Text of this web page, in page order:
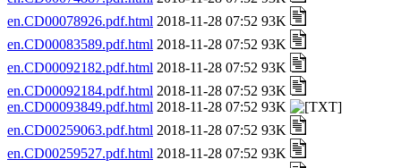
en.CD00078926.pdf.html 2018-11-28 07:52 93K
en.CD00083589.pdf.html 2018-11-28 07:52 93K
en.CD00092182.pdf.html 2018-11-28 07:52 93K
en.CD00092184.pdf.html 2018-11-28 07:52 93K
en.CD00093849.pdf.html 2018-11-28 07:52 93K
en.CD00259063.pdf.html 2018-11-28 07:52 93K
en.CD00259527.pdf.html 2018-11-28 07:52 93K